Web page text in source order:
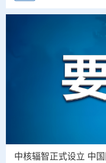
中核辐智正式设立 中